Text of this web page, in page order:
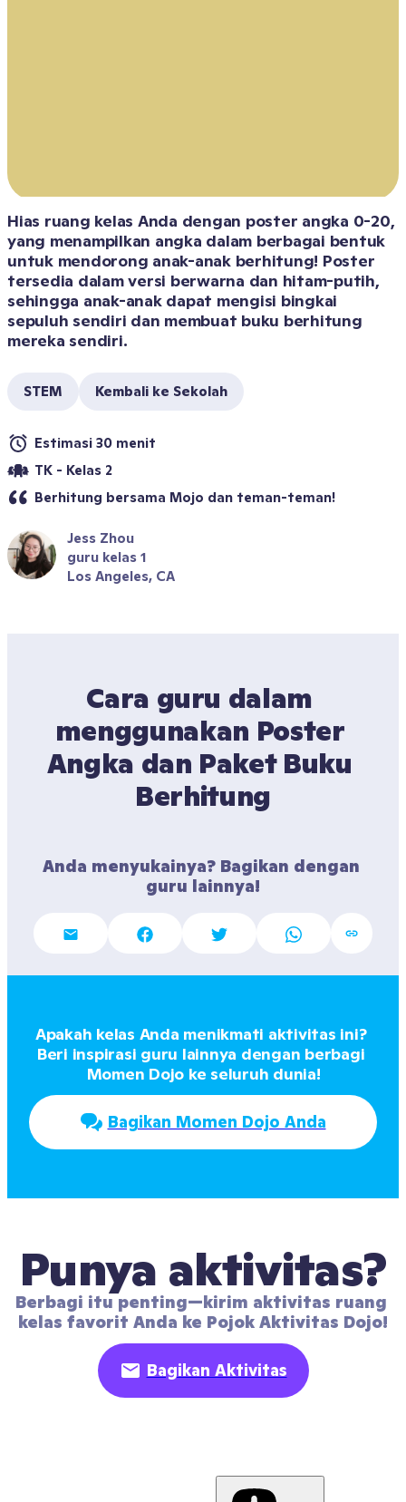
Hias ruang kelas Anda dengan poster angka 0-20,
yang menampilkan angka dalam berbagai bentuk
untuk mendorong anak-anak berhitung! Poster
tersedia dalam versi berwarna dan hitam-putih,
sehingga anak-anak dapat mengisi bingkai
sepuluh sendiri dan membuat buku berhitung
mereka sendiri.
STEM Kembali ke Sekolah
Estimasi 30 menit
TK - Kelas 2
Berhitung bersama Mojo dan teman-teman!
Jess Zhou
guru kelas 1
Los Angeles, CA
Cara guru dalam
menggunakan Poster
Angka dan Paket Buku
Berhitung
Anda menyukainya? Bagikan dengan
guru lainnya!
Apakah kelas Anda menikmati aktivitas ini?
Beri inspirasi guru lainnya dengan berbagi
Momen Dojo ke seluruh dunia!
Bagikan Momen Dojo Anda
Punya aktivitas?
Berbagi itu penting—kirim aktivitas ruang
kelas favorit Anda ke Pojok Aktivitas Dojo!
Bagikan Aktivitas